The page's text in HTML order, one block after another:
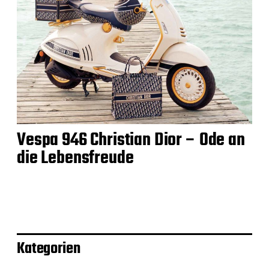
Vespa 946 Christian Dior – Ode an
die Lebensfreude
Kategorien